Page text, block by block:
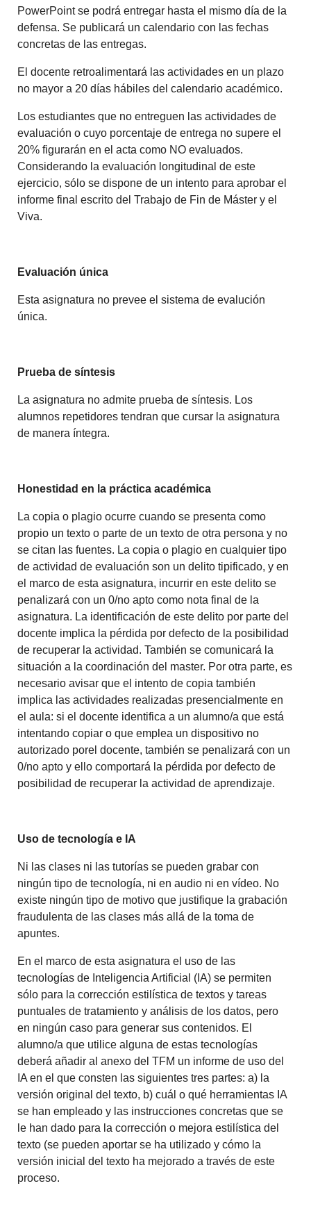
PowerPoint se podrá entregar hasta el mismo día de la
defensa. Se publicará un calendario con las fechas
concretas de las entregas.
El docente retroalimentará las actividades en un plazo
no mayor a 20 días hábiles del calendario académico.
Los estudiantes que no entreguen las actividades de
evaluación o cuyo porcentaje de entrega no supere el
20% figurarán en el acta como NO evaluados.
Considerando la evaluación longitudinal de este
ejercicio, sólo se dispone de un intento para aprobar el
informe final escrito del Trabajo de Fin de Máster y el
Viva.
Evaluación única
Esta asignatura no prevee el sistema de evalución
única.
Prueba de síntesis
La asignatura no admite prueba de síntesis. Los
alumnos repetidores tendran que cursar la asignatura
de manera íntegra.
Honestidad en la práctica académica
La copia o plagio ocurre cuando se presenta como
propio un texto o parte de un texto de otra persona y no
se citan las fuentes. La copia o plagio en cualquier tipo
de actividad de evaluación son un delito tipificado, y en
el marco de esta asignatura, incurrir en este delito se
penalizará con un 0/no apto como nota final de la
asignatura. La identificación de este delito por parte del
docente implica la pérdida por defecto de la posibilidad
de recuperar la actividad. También se comunicará la
situación a la coordinación del master. Por otra parte, es
necesario avisar que el intento de copia también
implica las actividades realizadas presencialmente en
el aula: si el docente identifica a un alumno/a que está
intentando copiar o que emplea un dispositivo no
autorizado porel docente, también se penalizará con un
0/no apto y ello comportará la pérdida por defecto de
posibilidad de recuperar la actividad de aprendizaje.
Uso de tecnología e IA
Ni las clases ni las tutorías se pueden grabar con
ningún tipo de tecnología, ni en audio ni en vídeo. No
existe ningún tipo de motivo que justifique la grabación
fraudulenta de las clases más allá de la toma de
apuntes.
En el marco de esta asignatura el uso de las
tecnologías de Inteligencia Artificial (IA) se permiten
sólo para la corrección estilística de textos y tareas
puntuales de tratamiento y análisis de los datos, pero
en ningún caso para generar sus contenidos. El
alumno/a que utilice alguna de estas tecnologías
deberá añadir al anexo del TFM un informe de uso del
IA en el que consten las siguientes tres partes: a) la
versión original del texto, b) cuál o qué herramientas IA
se han empleado y las instrucciones concretas que se
le han dado para la corrección o mejora estilística del
texto (se pueden aportar se ha utilizado y cómo la
versión inicial del texto ha mejorado a través de este
proceso.